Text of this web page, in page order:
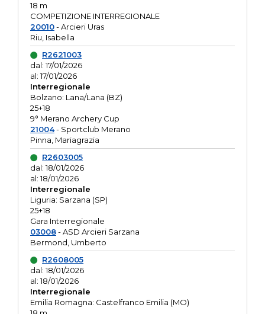
18 m
COMPETIZIONE INTERREGIONALE
20010- Arcieri Uras
Riu, Isabella
R2621003
dal: 17/01/2026
al: 17/01/2026
Interregionale
Bolzano: Lana/Lana (BZ)
25+18
9° Merano Archery Cup
21004- Sportclub Merano
Pinna, Mariagrazia
R2603005
dal: 18/01/2026
al: 18/01/2026
Interregionale
Liguria: Sarzana (SP)
25+18
Gara Interregionale
03008- ASD Arcieri Sarzana
Bermond, Umberto
R2608005
dal: 18/01/2026
al: 18/01/2026
Interregionale
Emilia Romagna: Castelfranco Emilia (MO)